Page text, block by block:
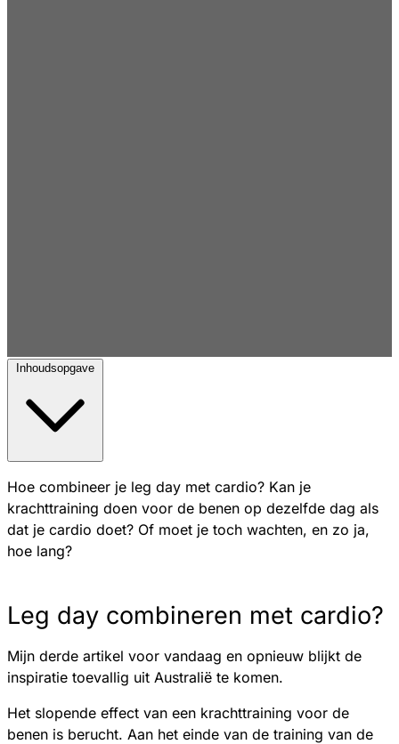
Inhoudsopgave
Hoe combineer je leg day met cardio? Kan je
krachttraining doen voor de benen op dezelfde dag als
dat je cardio doet? Of moet je toch wachten, en zo ja,
hoe lang?
Leg day combineren met cardio?
Mijn derde artikel voor vandaag en opnieuw blijkt de
inspiratie toevallig uit Australië te komen.
Het slopende effect van een krachttraining voor de
benen is berucht. Aan het einde van de training van de